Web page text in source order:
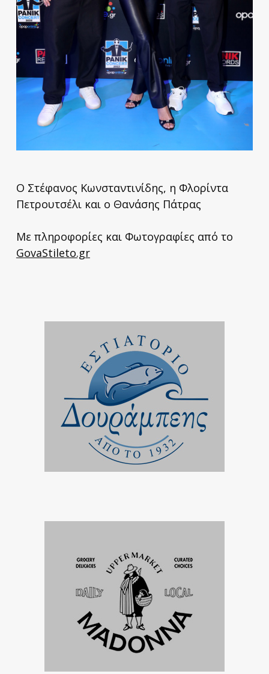
Ο Στέφανος Κωνσταντινίδης, η Φλορίντα
Πετρουτσέλι και ο Θανάσης Πάτρας
Με πληροφορίες και Φωτογραφίες από το
GovaStileto.gr